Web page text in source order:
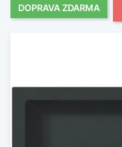
DOPRAVA ZDARMA